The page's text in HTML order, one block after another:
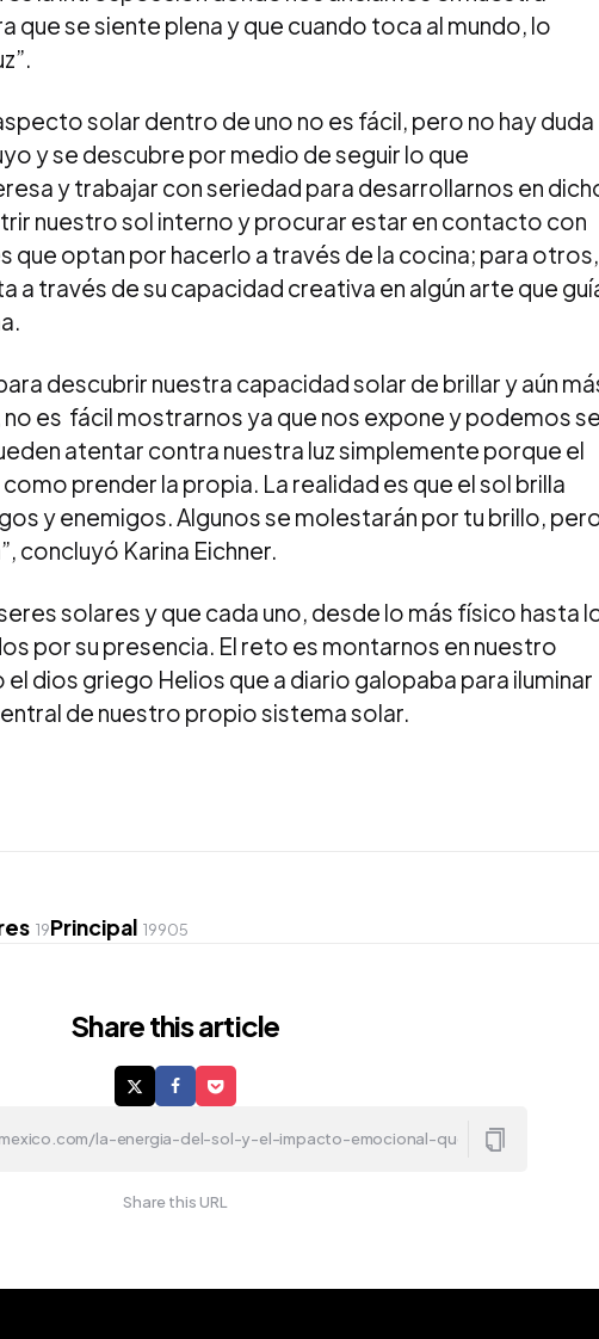
que se siente plena y que cuando toca al mundo, lo
solar dentro de uno no es fácil, pero no hay duda
y se descubre por medio de seguir lo que
y trabajar con seriedad para desarrollarnos en
nuestro sol interno y procurar estar en contacto con
que optan por hacerlo a través de la cocina; para otros,
a través de su capacidad creativa en algún arte que
descubrir nuestra capacidad solar de brillar y aún
es fácil mostrarnos ya que nos expone y podemos
atentar contra nuestra luz simplemente porque el
prender la propia. La realidad es que el sol brilla
y enemigos. Algunos se molestarán por tu brillo,
concluyó Karina Eichner.
solares y que cada uno, desde lo más físico hasta
por su presencia. El reto es montarnos en nuestro
dios griego Helios que a diario galopaba para iluminar
de nuestro propio sistema solar.
19Principal 19905
Sharethis article
Share this URL